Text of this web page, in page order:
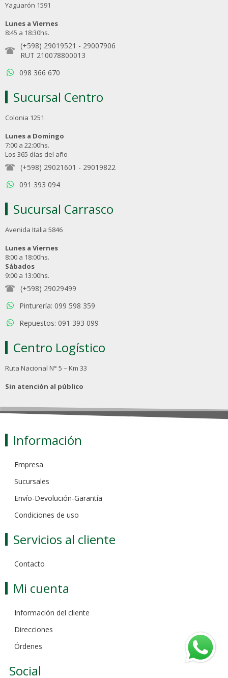
Yaguarón 1591
Lunes a Viernes
8:45 a 18:30hs.
(+598) 29019521 - 29007906
RUT 210078800013
098 366 670
Sucursal Centro
Colonia 1251
Lunes a Domingo
7:00 a 22:00hs.
Los 365 días del año
(+598) 29021601 - 29019822
091 393 094
Sucursal Carrasco
Avenida Italia 5846
Lunes a Viernes
8:00 a 18:00hs.
Sábados
9:00 a 13:00hs.
(+598) 29029499
Pinturería: 099 598 359
Repuestos: 091 393 099
Centro Logístico
Ruta Nacional N° 5 – Km 33
Sin atención al público
Información
Empresa
Sucursales
Envío-Devolución-Garantía
Condiciones de uso
Servicios al cliente
Contacto
Mi cuenta
Información del cliente
Direcciones
Órdenes
Social